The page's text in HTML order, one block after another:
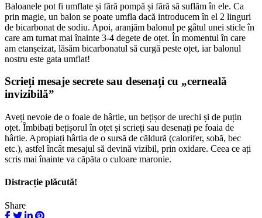
Baloanele pot fi umflate și fără pompă și fără să suflăm în ele. Ca
prin magie, un balon se poate umfla dacă introducem în el 2 linguri
de bicarbonat de sodiu. Apoi, aranjăm balonul pe gâtul unei sticle în
care am turnat mai înainte 3-4 degete de oțet. În momentul în care
am etanșeizat, lăsăm bicarbonatul să curgă peste oțet, iar balonul
nostru este gata umflat!
Scrieți mesaje secrete sau desenați cu „cerneală
invizibilă”
Aveți nevoie de o foaie de hârtie, un bețișor de urechi și de puțin
oțet. Îmbibați bețișorul în oțet și scrieți sau desenați pe foaia de
hârtie. Apropiați hârtia de o sursă de căldură (calorifer, sobă, bec
etc.), astfel încât mesajul să devină vizibil, prin oxidare. Ceea ce ați
scris mai înainte va căpăta o culoare maronie.
Distracție plăcută!
Share